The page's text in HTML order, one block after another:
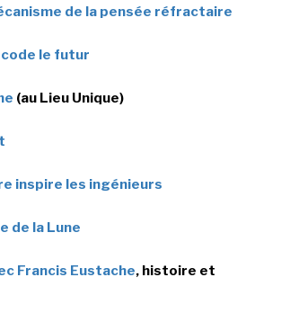
LES RUBRIQUESde la pensée réfractaire
le futur
(au Lieu Unique)
inspire les ingénieurs
de la Lune
Francis Eustache, histoire et